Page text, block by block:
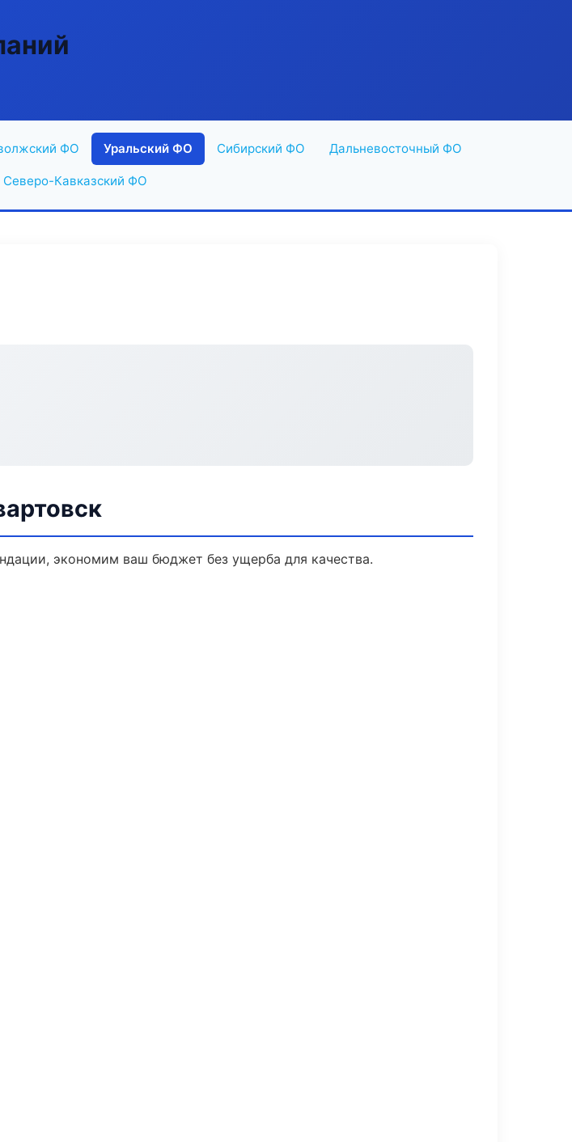
ФО Уральский ФО Сибирский ФО Дальневосточный ФО
Северо-Кавказский ФО
экономим ваш бюджет без ущерба для качества.